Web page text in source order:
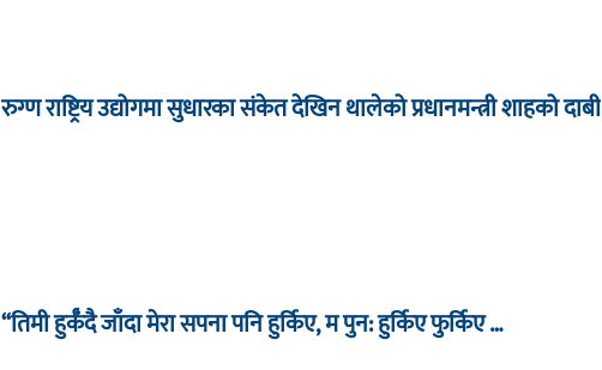
रुग्ण राष्ट्रिय उद्योगमा सुधारका संकेत देखिन थालेको प्रधानमन्त्री शाहको दाबी
“तिमी हुर्कँदै जाँदा मेरा सपना पनि हुर्किए, म पुन: हुर्किए फुर्किए …